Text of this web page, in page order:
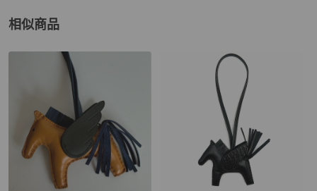
相似商品
更多相似Hermès女士配件推薦精品